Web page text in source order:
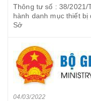
Thông tư số : 38/2021/
hành danh mục thiết
Sở
04/03/2022